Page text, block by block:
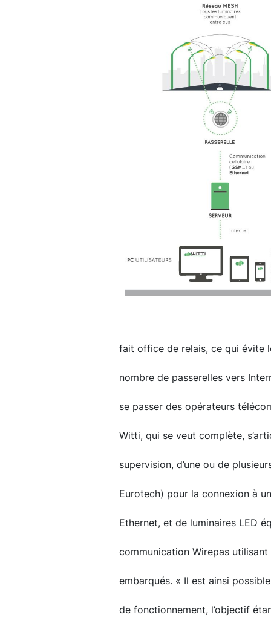
fait office de relais, ce qui évite
nombre de passerelles vers
se passer des opérateurs
Witti, qui se veut complète,
supervision, d’une ou de
Eurotech) pour la connexion à
Ethernet, et de luminaires LED
communication Wirepas
embarqués. « Il est ainsi
de fonctionnement, l’objectif